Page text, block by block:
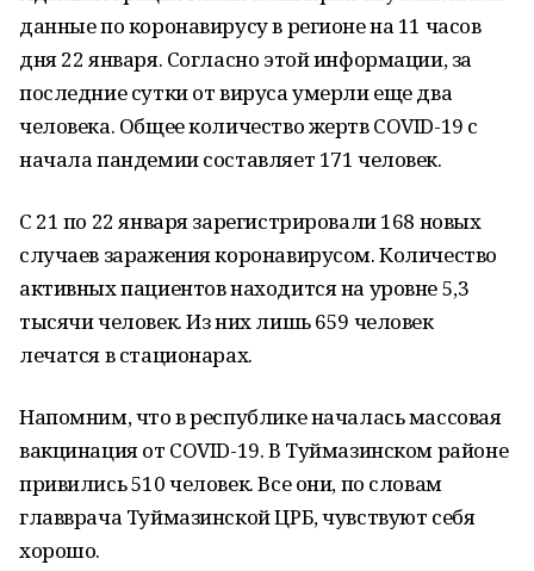
данные по коронавирусу в регионе на 11 часов
дня 22 января. Согласно этой информации, за
последние сутки от вируса умерли еще два
человека. Общее количество жертв COVID-19 с
начала пандемии составляет 171 человек.
С 21 по 22 января зарегистрировали 168 новых
случаев заражения коронавирусом. Количество
активных пациентов находится на уровне 5,3
тысячи человек. Из них лишь 659 человек
лечатся в стационарах.
Напомним, что в республике началась массовая
вакцинация от COVID-19. В Туймазинском районе
привились 510 человек. Все они, по словам
главврача Туймазинской ЦРБ, чувствуют себя
хорошо.